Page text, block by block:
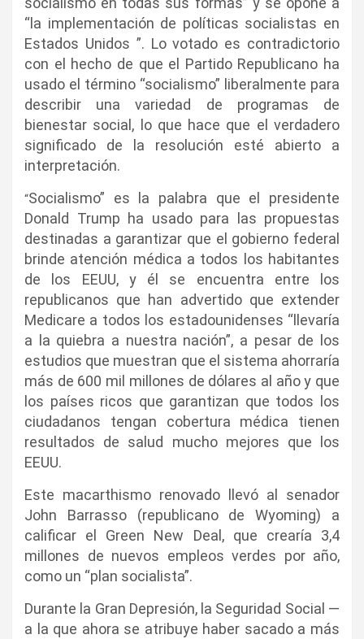
“la implementación de políticas socialistas en
Estados Unidos ”. Lo votado es contradictorio
con el hecho de que el Partido Republicano ha
usado el término “socialismo” liberalmente para
describir una variedad de programas de
bienestar social, lo que hace que el verdadero
significado de la resolución esté abierto a
interpretación.
“Socialismo” es la palabra que el presidente
Donald Trump ha usado para las propuestas
destinadas a garantizar que el gobierno federal
brinde atención médica a todos los habitantes
de los EEUU, y él se encuentra entre los
republicanos que han advertido que extender
Medicare a todos los estadounidenses “llevaría
a la quiebra a nuestra nación”, a pesar de los
estudios que muestran que el sistema ahorraría
más de 600 mil millones de dólares al año y que
los países ricos que garantizan que todos los
ciudadanos tengan cobertura médica tienen
resultados de salud mucho mejores que los
EEUU.
Este macarthismo renovado llevó al senador
John Barrasso (republicano de Wyoming) a
calificar el Green New Deal, que crearía 3,4
millones de nuevos empleos verdes por año,
como un “plan socialista”.
Durante la Gran Depresión, la Seguridad Social —
a la que ahora se atribuye haber sacado a más